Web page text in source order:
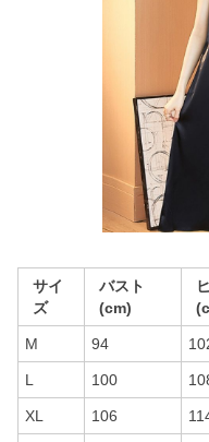
サイ
ズ
バスト
(cm)
M 94
L 100
XL 106